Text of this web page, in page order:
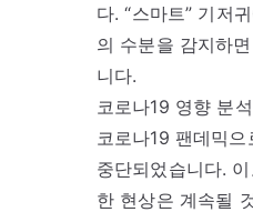
다. “스마트” 기저
의 수분을 감지하
니다.
코로나19 영향 분석
코로나19 팬데믹
중단되었습니다.
한 현상은 계속될